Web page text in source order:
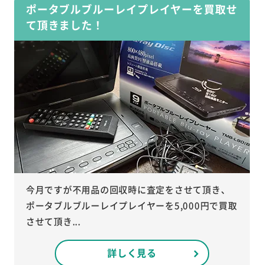
ポータブルブルーレイプレイヤーを買取せ
て頂きました！
今月ですが不用品の回収時に査定をさせて頂き、
ポータブルブルーレイプレイヤーを5,000円で買取
させて頂き...
詳しく見る